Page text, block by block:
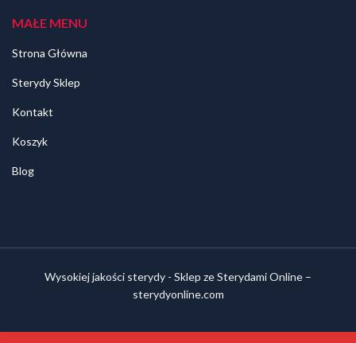
MAŁE MENU
Strona Główna
Sterydy Sklep
Kontakt
Koszyk
Blog
Wysokiej jakości sterydy - Sklep ze Sterydami Online –
sterydyonline.com